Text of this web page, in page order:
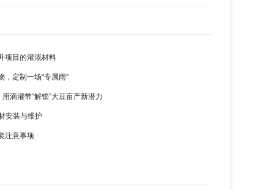
项目的灌溉材料
，定制一场“专属雨”
用滴灌带“解锁”大豆亩产新潜力
安装与维护
注意事项